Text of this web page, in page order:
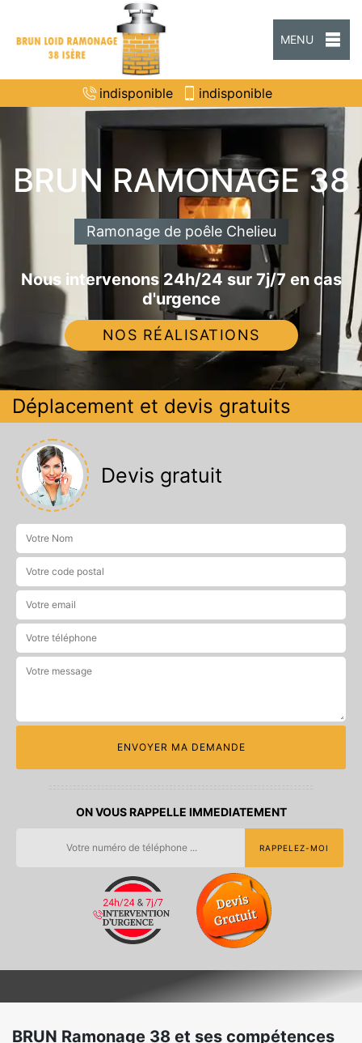
MENU
indisponible indisponible
BRUN RAMONAGE 38
Ramonage de poêle Chelieu
Nous intervenons 24h/24 sur 7j/7 en cas
d'urgence
NOS RÉALISATIONS
Déplacement et devis gratuits
Devis gratuit
ON VOUS RAPPELLE IMMEDIATEMENT
BRUN Ramonage 38 et ses compétences